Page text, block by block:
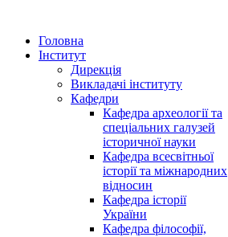
Головна
Інститут
Дирекція
Викладачі інституту
Кафедри
Кафедра археології та
спеціальних галузей
історичної науки
Кафедра всесвітньої
історії та міжнародних
відносин
Кафедра історії
України
Кафедра філософії,